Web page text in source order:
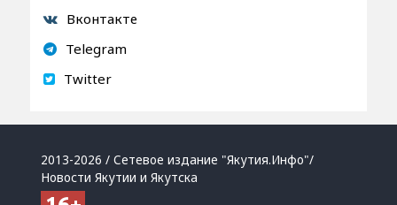
Вконтакте
Telegram
Twitter
2013-2026 / Сетевое издание "Якутия.Инфо"/
Новости Якутии и Якутска